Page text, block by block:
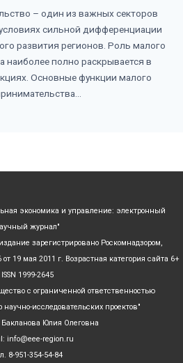
– один из важных секторов
сильной дифференциации
развития регионов. Роль малого
наиболее полно раскрывается в
Основные функции малого
экономика и управление: электронный
журнал"
зарегистрировано Роскомнадзором,
19 мая 2011 г. Возрастная категория сайта 6+
ISSN 1999-2645
с ограниченной ответственностью
исследовательских проектов"
Бакланова Юлия Олеговна
info@eee-region.ru
8-951-354-54-84